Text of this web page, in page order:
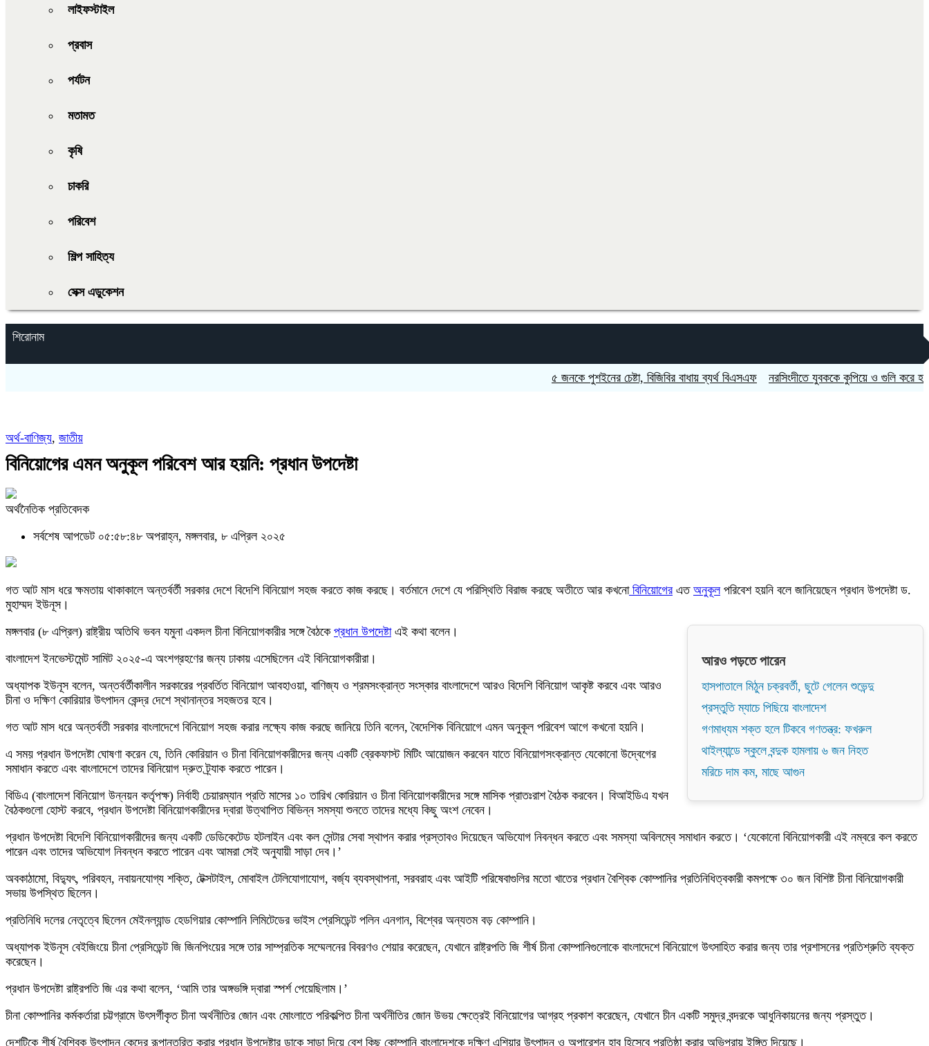
লাইফস্টাইল
প্রবাস
পর্যটন
মতামত
কৃষি
চাকরি
পরিবেশ
শিল্প সাহিত্য
সেক্স এডুকেশন
শিরোনাম
৫ জনকে পুশইনের চেষ্টা, বিজিবির বাধায় ব্যর্থ বিএসএফ নরসিংদীতে যুবককে কুপিয়ে ও গুলি করে হত্যা
অর্থ-বাণিজ্য, জাতীয়
বিনিয়োগের এমন অনুকূল পরিবেশ আর হয়নি: প্রধান উপদেষ্টা
অর্থনৈতিক প্রতিবেদক
সর্বশেষ আপডেট ০৫:৫৮:৪৮ অপরাহ্ন, মঙ্গলবার, ৮ এপ্রিল ২০২৫
গত আট মাস ধরে ক্ষমতায় থাকাকালে অন্তর্বর্তী সরকার দেশে বিদেশি বিনিয়োগ সহজ করতে কাজ করছে। বর্তমানে দেশে যে পরিস্থিতি বিরাজ করছে অতীতে আর কখনোবিনিয়োগেরএত অনুকূলপরিবেশ হয়নি বলে জানিয়েছেন প্রধান উপদেষ্টা ড.
মুহাম্মদ ইউনূস।
আরও পড়তে পারেন
হাসপাতালে মিঠুন চক্রবর্তী, ছুটে গেলেন শুভেন্দু
প্রস্তুতি ম্যাচে পিছিয়ে বাংলাদেশ
গণমাধ্যম শক্ত হলে টিকবে গণতন্ত্র: ফখরুল
থাইল্যান্ডে স্কুলে বন্দুক হামলায় ৬ জন নিহত
মরিচে দাম কম, মাছে আগুন
মঙ্গলবার (৮ এপ্রিল) রাষ্ট্রীয় অতিথি ভবন যমুনা একদল চীনা বিনিয়োগকারীর সঙ্গে বৈঠকে প্রধান উপদেষ্টাএই কথা বলেন।
বাংলাদেশ ইনভেস্টমেন্ট সামিট ২০২৫-এ অংশগ্রহণের জন্য ঢাকায় এসেছিলেন এই বিনিয়োগকারীরা।
অধ্যাপক ইউনূস বলেন, অন্তর্বর্তীকালীন সরকারের প্রবর্তিত বিনিয়োগ আবহাওয়া, বাণিজ্য ও শ্রমসংক্রান্ত সংস্কার বাংলাদেশে আরও বিদেশি বিনিয়োগ আকৃষ্ট করবে এবং আরও
চীনা ও দক্ষিণ কোরিয়ার উৎপাদন কেন্দ্র দেশে স্থানান্তর সহজতর হবে।
গত আট মাস ধরে অন্তর্বতী সরকার বাংলাদেশে বিনিয়োগ সহজ করার লক্ষ্যে কাজ করছে জানিয়ে তিনি বলেন, বৈদেশিক বিনিয়োগে এমন অনুকূল পরিবেশ আগে কখনো হয়নি।
এ সময় প্রধান উপদেষ্টা ঘোষণা করেন যে, তিনি কোরিয়ান ও চীনা বিনিয়োগকারীদের জন্য একটি ব্রেকফাস্ট মিটিং আয়োজন করবেন যাতে বিনিয়োগসংক্রান্ত যেকোনো উদ্বেগের
সমাধান করতে এবং বাংলাদেশে তাদের বিনিয়োগ দ্রুত ট্র্যাক করতে পারেন।
বিডিএ (বাংলাদেশ বিনিয়োগ উন্নয়ন কর্তৃপক্ষ) নির্বাহী চেয়ারম্যান প্রতি মাসের ১০ তারিখ কোরিয়ান ও চীনা বিনিয়োগকারীদের সঙ্গে মাসিক প্রাতঃরাশ বৈঠক করবেন। বিআইডিএ যখন
বৈঠকগুলো হোস্ট করবে, প্রধান উপদেষ্টা বিনিয়োগকারীদের দ্বারা উত্থাপিত বিভিন্ন সমস্যা শুনতে তাদের মধ্যে কিছু অংশ নেবেন।
প্রধান উপদেষ্টা বিদেশি বিনিয়োগকারীদের জন্য একটি ডেডিকেটেড হটলাইন এবং কল সেন্টার সেবা স্থাপন করার প্রস্তাবও দিয়েছেন অভিযোগ নিবন্ধন করতে এবং সমস্যা অবিলম্বে সমাধান করতে। ‘যেকোনো বিনিয়োগকারী এই নম্বরে কল করতে
পারেন এবং তাদের অভিযোগ নিবন্ধন করতে পারেন এবং আমরা সেই অনুযায়ী সাড়া দেব।’
অবকাঠামো, বিদ্যুৎ, পরিবহন, নবায়নযোগ্য শক্তি, টেক্সটাইল, মোবাইল টেলিযোগাযোগ, বর্জ্য ব্যবস্থাপনা, সরবরাহ এবং আইটি পরিষেবাগুলির মতো খাতের প্রধান বৈশ্বিক কোম্পানির প্রতিনিধিত্বকারী কমপক্ষে ৩০ জন বিশিষ্ট চীনা বিনিয়োগকারী
সভায় উপস্থিত ছিলেন।
প্রতিনিধি দলের নেতৃত্বে ছিলেন মেইনল্যান্ড হেডগিয়ার কোম্পানি লিমিটেডের ভাইস প্রেসিডেন্ট পলিন এনগান, বিশ্বের অন্যতম বড় কোম্পানি।
অধ্যাপক ইউনূস বেইজিংয়ে চীনা প্রেসিডেন্ট জি জিনপিংয়ের সঙ্গে তার সাম্প্রতিক সম্মেলনের বিবরণও শেয়ার করেছেন, যেখানে রাষ্ট্রপতি জি শীর্ষ চীনা কোম্পানিগুলোকে বাংলাদেশে বিনিয়োগে উৎসাহিত করার জন্য তার প্রশাসনের প্রতিশ্রুতি ব্যক্ত
করেছেন।
প্রধান উপদেষ্টা রাষ্ট্রপতি জি এর কথা বলেন, ‘আমি তার অঙ্গভঙ্গি দ্বারা স্পর্শ পেয়েছিলাম।’
চীনা কোম্পানির কর্মকর্তারা চট্টগ্রামে উৎসর্গীকৃত চীনা অর্থনীতির জোন এবং মোংলাতে পরিকল্পিত চীনা অর্থনীতির জোন উভয় ক্ষেত্রেই বিনিয়োগের আগ্রহ প্রকাশ করেছেন, যেখানে চীন একটি সমুদ্র বন্দরকে আধুনিকায়নের জন্য প্রস্তুত।
দেশটিকে শীর্ষ বৈশ্বিক উৎপাদন কেন্দ্রে রূপান্তরিত করার প্রধান উপদেষ্টার ডাকে সাড়া দিয়ে বেশ কিছু কোম্পানি বাংলাদেশকে দক্ষিণ এশিয়ার উৎপাদন ও অপারেশন হাব হিসেবে প্রতিষ্ঠা করার অভিপ্রায় ইঙ্গিত দিয়েছে।